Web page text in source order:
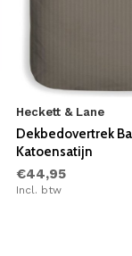
Heckett & Lane
Dekbedovertrek
Katoensatijn
€44,95
Incl. btw